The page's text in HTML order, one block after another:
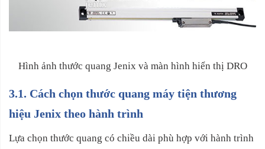
Hình ảnh thước quang Jenix và màn hình hiển thị DRO
3.1. Cách chọn thước quang máy tiện thương
hiệu Jenix theo hành trình
Lựa chọn thước quang có chiều dài phù hợp với hành trình